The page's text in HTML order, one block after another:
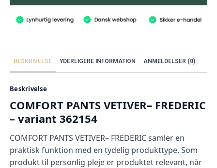
BESKRIVELSE YDERLIGERE INFORMATION ANMELDELSER (0)
Beskrivelse
COMFORT PANTS VETIVER– FREDERIC
– variant 362154
COMFORT PANTS VETIVER– FREDERIC samler en
praktisk funktion med en tydelig produkttype. Som
produkt til personlig pleje er produktet relevant, når